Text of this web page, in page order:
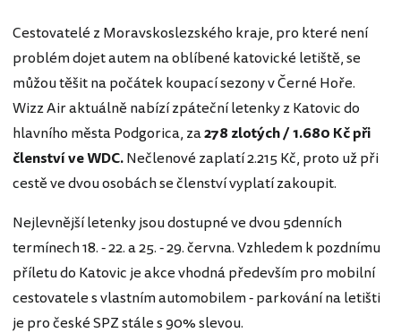
Cestovatelé z Moravskoslezského kraje, pro které není
problém dojet autem na oblíbené katovické letiště, se
můžou těšit na počátek koupací sezony v Černé Hoře.
Wizz Air aktuálně nabízí zpáteční letenky z Katovic do
hlavního města Podgorica, za278 zlotých / 1.680 Kč při
členství ve WDC.Nečlenové zaplatí 2.215 Kč, proto už při
cestě ve dvou osobách se členství vyplatí zakoupit.
Nejlevnější letenky jsou dostupné ve dvou 5denních
termínech 18. - 22. a 25. - 29. června. Vzhledem k pozdnímu
příletu do Katovic je akce vhodná především pro mobilní
cestovatele s vlastním automobilem - parkování na letišti
je pro české SPZ stále s 90% slevou.